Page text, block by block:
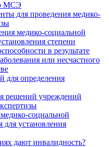
МСЭ
для проведения медико-
медико-социальной
степени
в результате
или несчастного
для определения
решений учреждений
социальной
для установления
дают инвалидность?